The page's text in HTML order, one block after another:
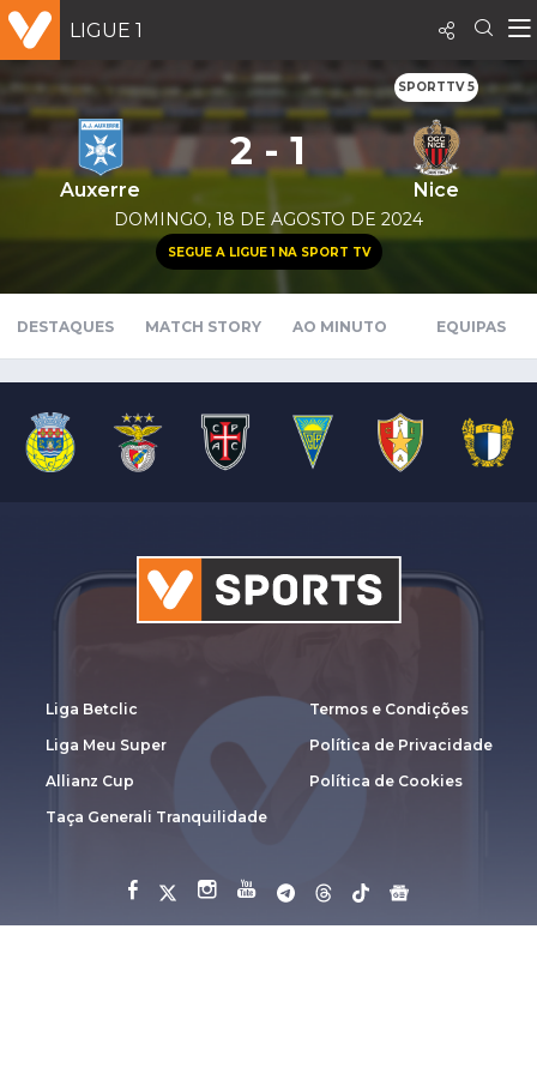
LIGUE 1
SPORTTV 5
Auxerre
2 - 1
Nice
DOMINGO, 18 DE AGOSTO DE 2024
SEGUE A LIGUE 1 NA SPORT TV
DESTAQUES MATCH STORY AO MINUTO EQUIPAS
Liga Betclic
Liga Meu Super
Allianz Cup
Taça Generali Tranquilidade
Termos e Condições
Política de Privacidade
Política de Cookies